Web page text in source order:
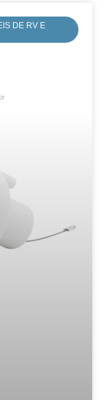
DE RV E